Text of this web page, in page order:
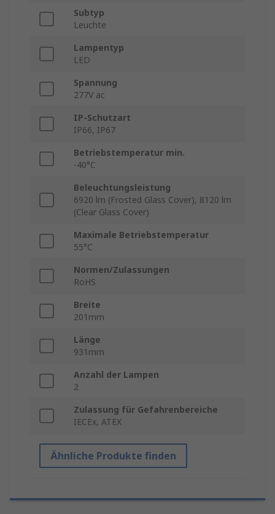
Subtyp
Leuchte
Lampentyp
LED
Spannung
277V ac
IP-Schutzart
IP66, IP67
Betriebstemperatur min.
-40°C
Beleuchtungsleistung
6920 lm (Frosted Glass Cover), 8120 lm
(Clear Glass Cover)
Maximale Betriebstemperatur
55°C
Normen/Zulassungen
RoHS
Breite
201mm
Länge
931mm
Anzahl der Lampen
2
Zulassung für Gefahrenbereiche
IECEx, ATEX
Ähnliche Produkte finden